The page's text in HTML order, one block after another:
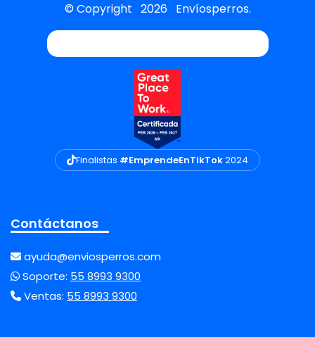
© Copyright 2026 Envíosperros.
Finalistas #EmprendeEnTikTok2024
Contáctanos
ayuda@enviosperros.com
Soporte: 55 8993 9300
Ventas: 55 8993 9300